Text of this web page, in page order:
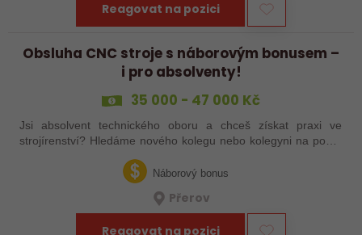
Reagovat na pozici
Obsluha CNC stroje s náborovým bonusem –
i pro absolventy!
35 000 - 47 000 Kč
Jsi absolvent technického oboru a chceš získat praxi ve
strojírenství? Hledáme nového kolegu nebo kolegyni na pozici
obsluhy strojů – pokud tě láká práce ve výrobě, kde se něco
skutečně tvoří, rádi…
Náborový bonus
Přerov
Reagovat na pozici